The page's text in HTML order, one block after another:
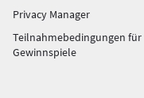
Privacy Manager
Teilnahmebedingungen für
Gewinnspiele